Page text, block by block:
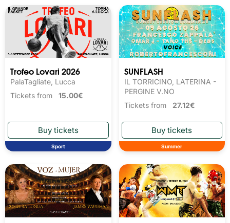
Trofeo Lovari 2026
PalaTagliate, Lucca
Tickets from 15.00€
Sport
SUNFLASH
IL TORRICINO, LATERINA -
PERGINE V.NO
Tickets from 27.12€
Summer